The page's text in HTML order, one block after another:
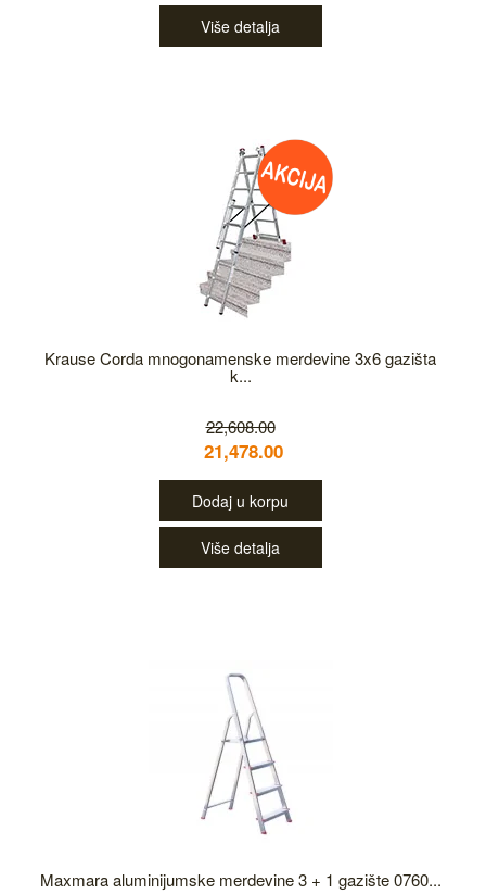
Više detalja
Krause Corda mnogonamenske merdevine 3x6 gazišta
k...
22,608.00
21,478.00
Dodaj u korpu
Više detalja
Maxmara aluminijumske merdevine 3 + 1 gazište 0760...